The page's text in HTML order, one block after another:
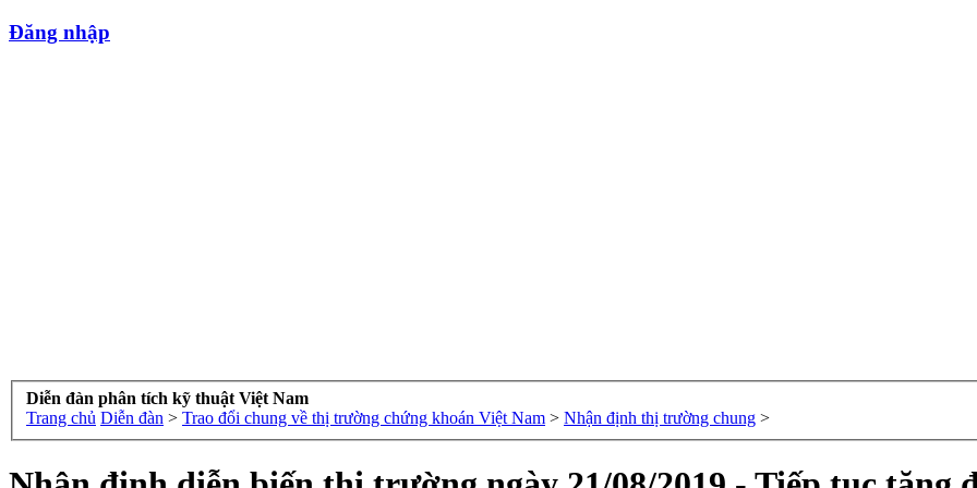
Đăng nhập
Diễn đàn phân tích kỹ thuật Việt Nam
Trang chủ Diễn đàn > Trao đổi chung về thị trường chứng khoán Việt Nam > Nhận định thị trường chung >